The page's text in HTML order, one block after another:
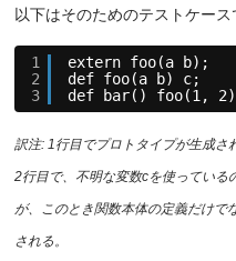
以下はそのためのテストケース
1
2
3
extern foo(a b);
def foo(a b) c;
def bar() foo(1,
訳注: 1行目でプロトタイプが生成さ
2行目で、不明な変数cを使っている
が、このとき関数本体の定義だけで
される。